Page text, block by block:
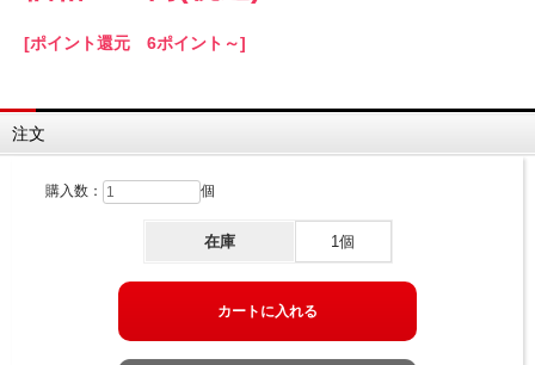
[ポイント還元 6ポイント～]
注文
購入数： 個
在庫 1個